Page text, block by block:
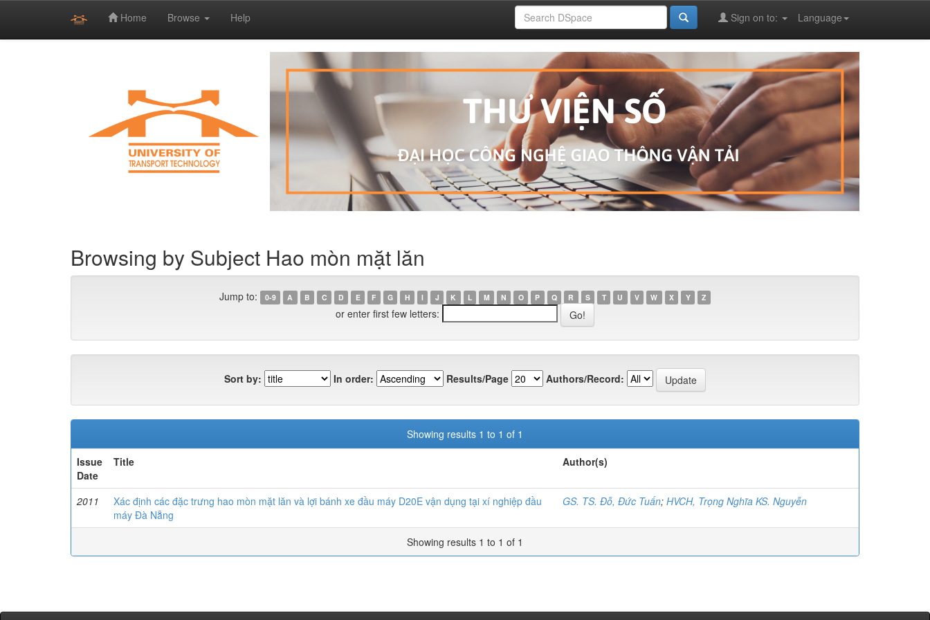
Home Browse Help Language
Sign on to:
Browsing by Subject Hao mòn mặt lăn
Jump to: 0-9 A B C D E F G H I J K L M N O P Q R S T U V W X Y Z
or enter first few letters:
Sort by: In order: Results/Page Authors/Record:
Showing results 1 to 1 of 1
Issue
Date
Title Author(s)
2011
Xác định các đặc trưng hao mòn mặt lăn và lợi bánh xe đầu máy D20E vận dụng tại xí nghiệp đầu
máy Đà Nẵng
GS. TS. Đỗ, Đức Tuấn; HVCH, Trọng Nghĩa KS. Nguyễn
Showing results 1 to 1 of 1